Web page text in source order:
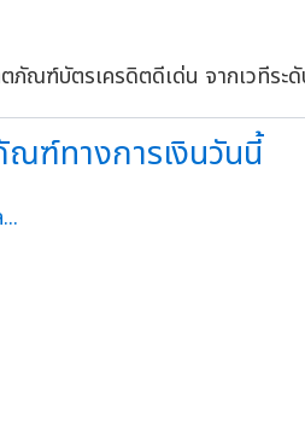
ณฑ์ทางการเงินวันนี้